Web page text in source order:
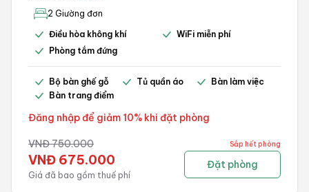
2 Giường đơn
Điều hòa không khí
WiFi miễn phí
Phòng tắm đứng
Bộ bàn ghế gỗ Tủ quần áo
Bàn làm việc
Bàn trang điểm
Đăng nhập để giảm 10% khi đặt phòng
VNĐ750.000
VNĐ 675.000
Giá đã bao gồm thuế phí
Sắp hết phòng
Đặt phòng